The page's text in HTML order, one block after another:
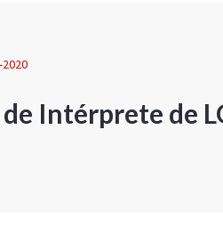
Intérprete de